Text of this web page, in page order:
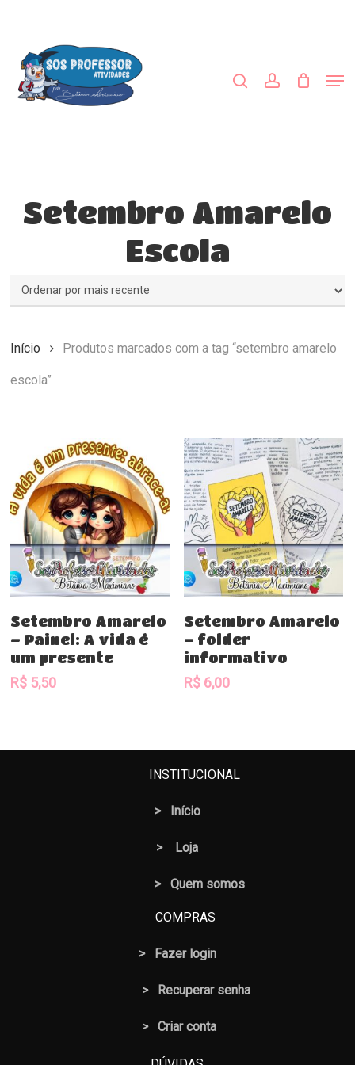
content
Setembro Amarelo
Escola
Início Produtos marcados com a tag “setembro amarelo
escola”
Comprar
Setembro Amarelo
– Painel: A vida é
um presente
R$ 5,50
Comprar
Setembro Amarelo
– folder
informativo
R$6,00
INSTITUCIONAL
> Início
> Loja
> Quem somos
COMPRAS
> Fazer login
> Recuperar senha
> Criar conta